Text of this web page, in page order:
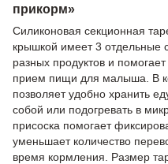
прикорм»
Силиконовая секционная
крышкой имеет 3 отдельные
разных продуктов и
прием пищи для малыша. В
позволяет удобно хранить
собой или подогревать в
присоска помогает
уменьшает количество
время кормления. Размер